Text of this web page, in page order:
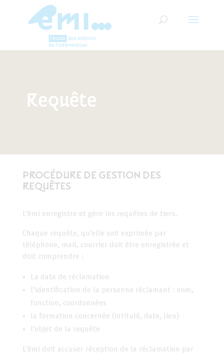
Requête
PROCÉDURE DE GESTION DES
REQUÊTES
L’émi enregistre et gère les requêtes de tiers.
Chaque requête, qu’elle soit exprimée par
téléphone, mail, courrier doit être enregistrée et
doit comprendre :
La date de réclamation
l’identification de la personne réclamant : nom,
fonction, coordonnées
la formation concernée (intitulé, date, lieu)
l’objet de la requête
L’émi doit accuser réception de la réclamation par